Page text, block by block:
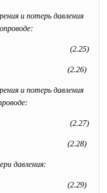
и потерь давления
(2.25)
(2.26)
и потерь давления
(2.27)
(2.28)
давления:
(2.29)